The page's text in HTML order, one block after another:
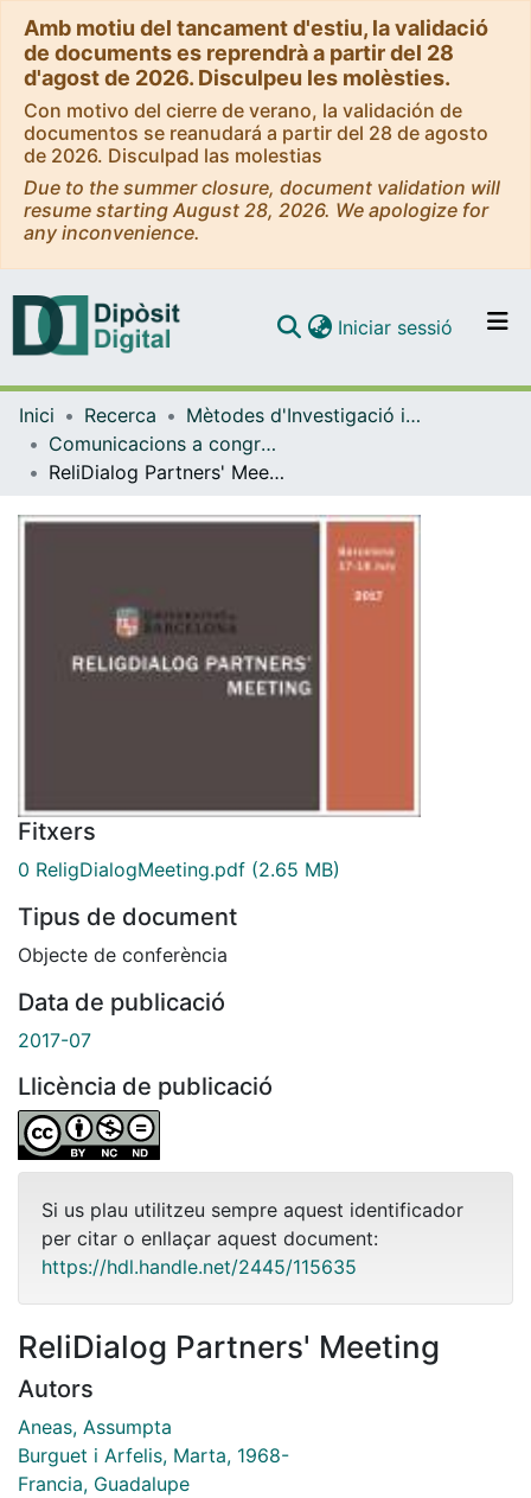
Amb motiu del tancament d'estiu, la validació
de documents es reprendrà a partir del 28
d'agost de 2026. Disculpeu les molèsties.
Con motivo del cierre de verano, la validación de
documentos se reanudará a partir del 28 de agosto
de 2026. Disculpad las molestias
Due to the summer closure, document validation will
resume starting August 28, 2026. We apologize for
any inconvenience.
Navega per tot el DD
Com publicar
Contacte
Iniciar sessió (current)
Inici Recerca
Mètodes d'Investigació i Diagnòstic en Educació
Comunicacions a congressos / Presentacions (Mètodes d'Investigació i Diagnòstic en Educació)
ReliDialog Partners' Meeting
Fitxers
0 ReligDialogMeeting.pdf (2.65 MB)
Tipus de document
Objecte de conferència
Data de publicació
2017-07
Llicència de publicació
Si us plau utilitzeu sempre aquest identificador
per citar o enllaçar aquest document:
https://hdl.handle.net/2445/115635
ReliDialog Partners' Meeting
Autors
Aneas, Assumpta
Burguet i Arfelis, Marta, 1968-
Francia, Guadalupe